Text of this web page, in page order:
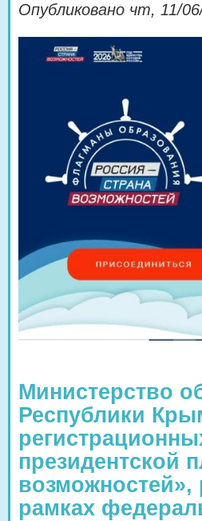
Опубликовано чт, 11/
Министерство
Республики
президентской
возможностей»,
рамках